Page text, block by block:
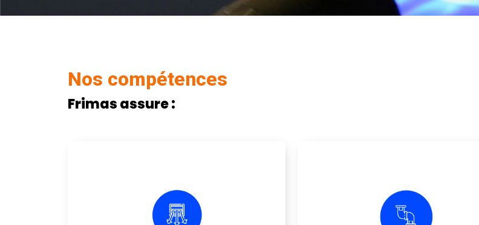
Nos compétences
Frimas assure :